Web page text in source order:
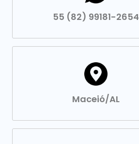
55 (82) 99181-2654
Maceió/AL